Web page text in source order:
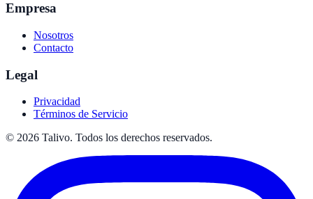
Empresa
Nosotros
Contacto
Legal
Privacidad
Términos de Servicio
© 2026 Talivo. Todos los derechos reservados.